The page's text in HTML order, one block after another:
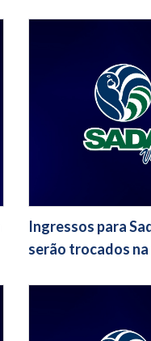
Ingressos para
serão trocados